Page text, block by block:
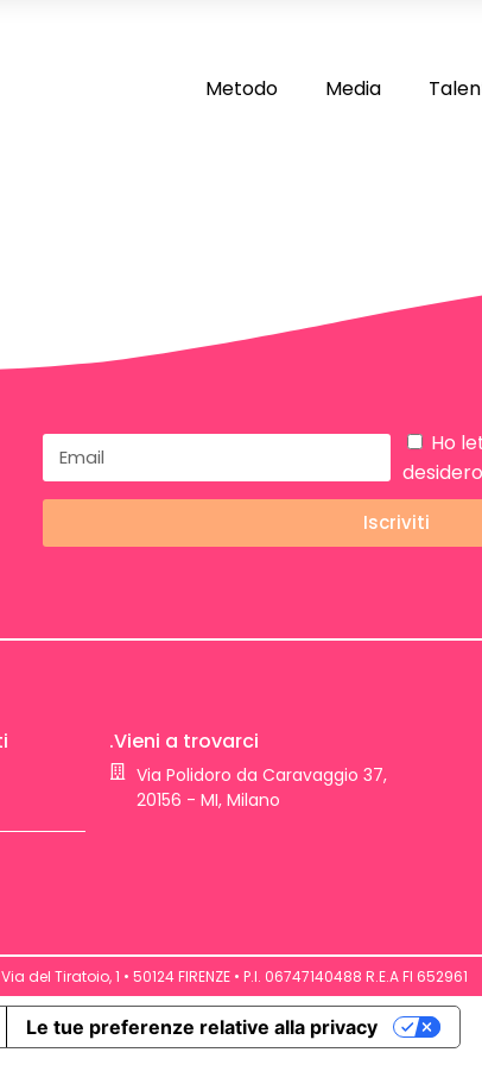
Metodo Media
Ho
Iscriviti
.Vieni a trovarci
Via Polidoro da Caravaggio 37,
20156 - MI, Milano
del Tiratoio, 1 • 50124 FIRENZE • P.I. 06747140488 R.E.A FI 652961
Le tue preferenze relative alla privacy